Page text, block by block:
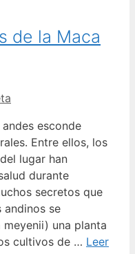
de la Maca
esconde
Entre ellos, los
lugar han
durante
secretos que
andinos se
una planta
cultivos de … Leer